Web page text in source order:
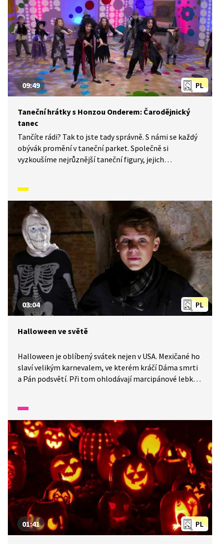
PL
09:49
Taneční hrátky s Honzou Onderem: Čarodějnický
tanec
Tančíte rádi? Tak to jste tady správně. S námi se každý
obývák promění v taneční parket. Společně si
vyzkoušíme nejrůznější taneční figury, jejich
vás inspirovali a udělali z vás krále či královnu každého
tanečního parketu. Dneska si ukážeme, jak to vypadá,
když se tančí Čarodějnický tanec.
PL
03:04
Halloween ve světě
Halloween je oblíbený svátek nejen v USA. Mexičané ho
slaví velikým karnevalem, ve kterém kráčí Dáma smrti
a Pán podsvětí. Při tom ohlodávají marcipánové lebky.
Podívejte se na různé halloweenské tradice.
PL
01:41